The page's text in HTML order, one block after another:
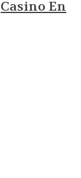
Casino En